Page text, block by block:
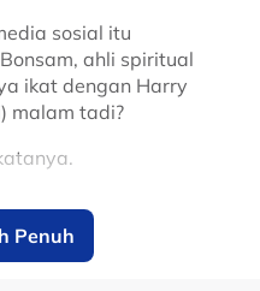
sosial itu
ahli spiritual
ikat dengan Harry
malam tadi?
(Ghanaian
Penuh